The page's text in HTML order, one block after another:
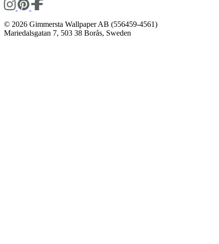
© 2026 Gimmersta Wallpaper AB (556459-4561)
Mariedalsgatan 7, 503 38 Borås, Sweden